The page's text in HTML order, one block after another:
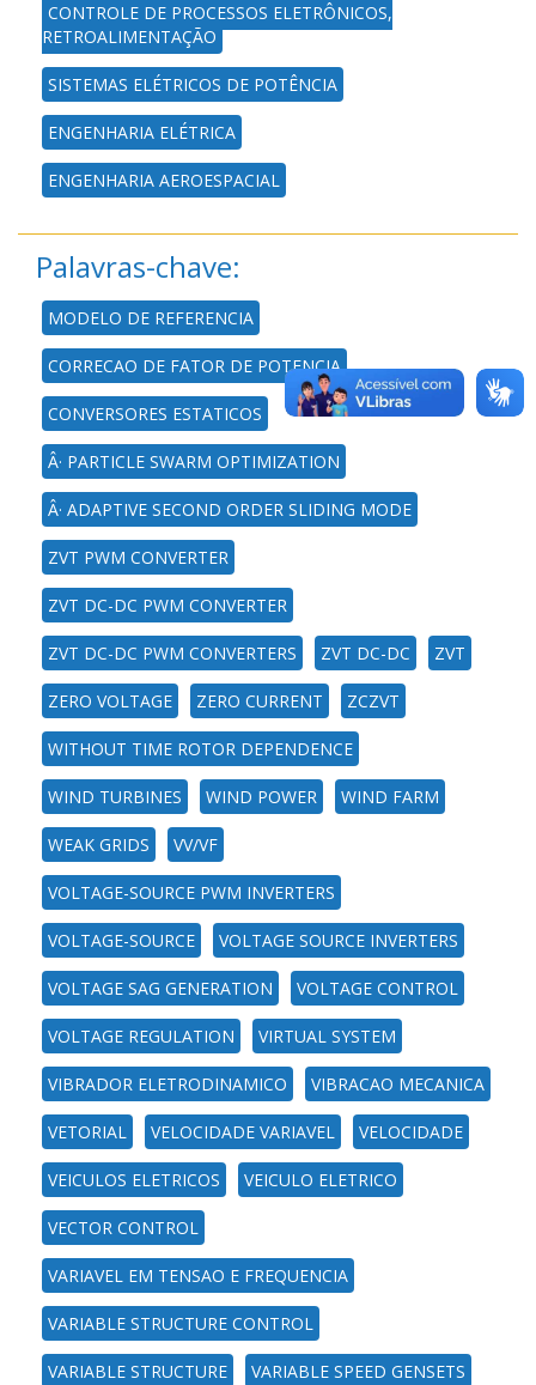
CONTROLE DE PROCESSOS ELETRÔNICOS,
RETROALIMENTAÇÃO
SISTEMAS ELÉTRICOS DE POTÊNCIA
ENGENHARIA ELÉTRICA
ENGENHARIA AEROESPACIAL
Palavras-chave:
MODELO DE REFERENCIA
CORRECAO DE FATOR DE POTENCIA
CONVERSORES ESTATICOS
Â· PARTICLE SWARM OPTIMIZATION
Â· ADAPTIVE SECOND ORDER SLIDING MODE
ZVT PWM CONVERTER
ZVT DC-DC PWM CONVERTER
ZVT DC-DC PWM CONVERTERS ZVT DC-DC ZVT
ZERO VOLTAGE ZERO CURRENT ZCZVT
WITHOUT TIME ROTOR DEPENDENCE
WIND TURBINES WIND POWER WIND FARM
WEAK GRIDS VV/VF
VOLTAGE-SOURCE PWM INVERTERS
VOLTAGE-SOURCE VOLTAGE SOURCE INVERTERS
VOLTAGE SAG GENERATION VOLTAGE CONTROL
VOLTAGE REGULATION VIRTUAL SYSTEM
VIBRADOR ELETRODINAMICO VIBRACAO MECANICA
VETORIAL VELOCIDADE VARIAVEL VELOCIDADE
VEICULOS ELETRICOS VEICULO ELETRICO
VECTOR CONTROL
VARIAVEL EM TENSAO E FREQUENCIA
VARIABLE STRUCTURE CONTROL
VARIABLE STRUCTURE VARIABLE SPEED GENSETS